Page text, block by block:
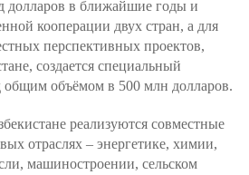
долларов в ближайшие годы и
кооперации двух стран, а для
перспективных проектов,
создается специальный
объёмом в 500 млн долларов.
реализуются совместные
отраслях – энергетике, химии,
машиностроении, сельском